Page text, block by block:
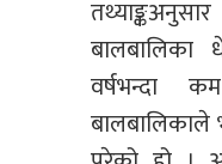
वर्षभन्दा
बालबालिकाले